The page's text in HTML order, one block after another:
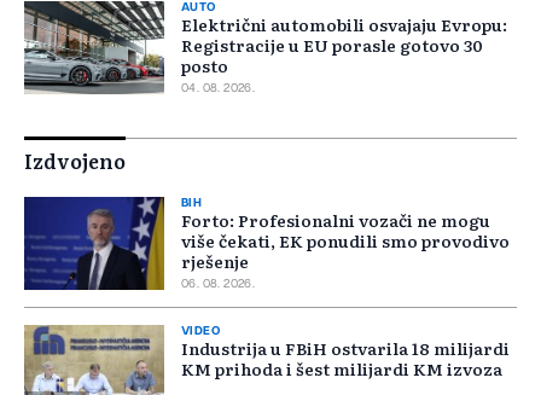
AUTO
Električni automobili osvajaju Evropu:
Registracije u EU porasle gotovo 30
posto
04. 08. 2026.
Izdvojeno
BIH
Forto: Profesionalni vozači ne mogu
više čekati, EK ponudili smo provodivo
rješenje
06. 08. 2026.
VIDEO
Industrija u FBiH ostvarila 18 milijardi
KM prihoda i šest milijardi KM izvoza